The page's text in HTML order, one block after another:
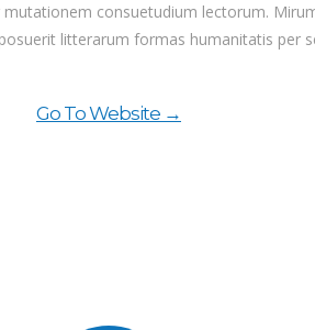
consuetudium lectorum.
litterarum formas humanitatis per
Go To Website →